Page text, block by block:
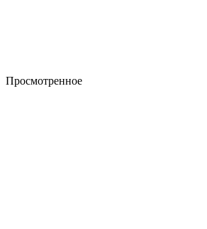
Просмотренное